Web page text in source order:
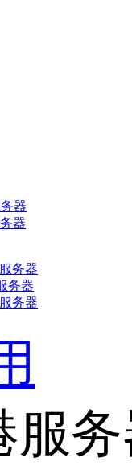
器
器
务器
务器
务器
服